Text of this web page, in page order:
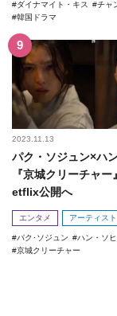
ダイナマイト・キス
チャ
韓国ドラマ
2023.11.13
パク・ソジュン×ハ
『京城クリーチャ
etflix公開へ
エンタメ アーティスト
パク･ソジュン
ハン・ソヒ
京城クリーチャー